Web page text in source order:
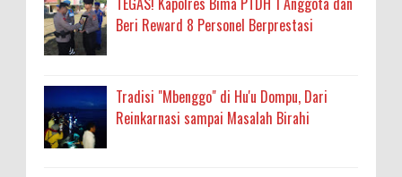
Beri Reward 8 Personel Berprestasi
Tradisi "Mbenggo" di Hu'u Dompu, Dari
Reinkarnasi sampai Masalah Birahi